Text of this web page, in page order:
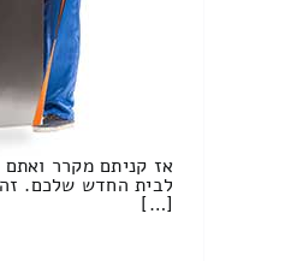
אז קניתם מקרר ואתם
לבית החדש שלכם.
[…]